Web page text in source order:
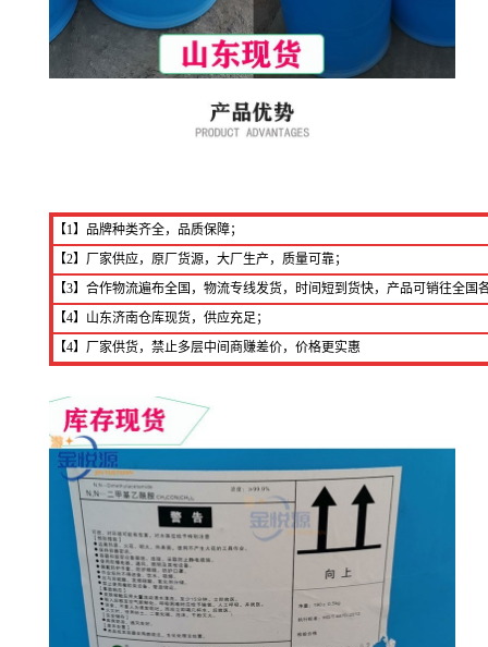
【1】品牌种类齐全，品质保障；
【2】厂家供应，原厂货源，大厂生产，质量可靠；
【3】合作物流遍布全国，物流专线发货，时间短到货快，产品可销往全国
【4】山东济南仓库现货，供应充足；
【4】厂家供货，禁止多层中间商赚差价，价格更实惠